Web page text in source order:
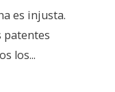
es injusta.
patentes
los...